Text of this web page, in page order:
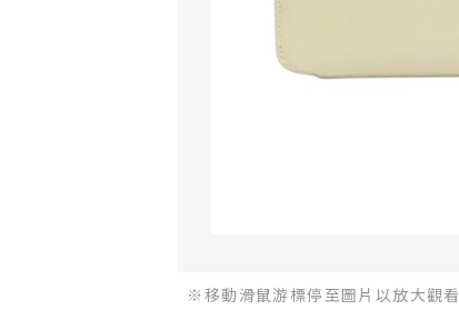
※移動滑鼠游標停至圖片以放大觀看